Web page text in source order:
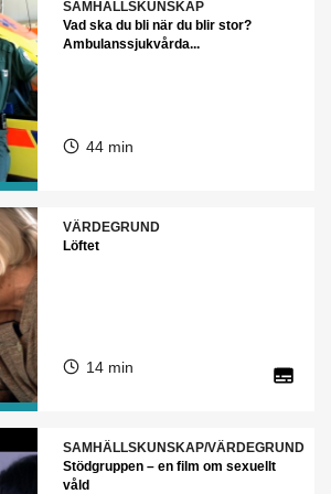
SAMHÄLLSKUNSKAP
Vad ska du bli när du blir stor?
Ambulanssjukvårda...
44 min
VÄRDEGRUND
Löftet
14 min
SAMHÄLLSKUNSKAP/VÄRDEGRUND
Stödgruppen – en film om sexuellt
våld